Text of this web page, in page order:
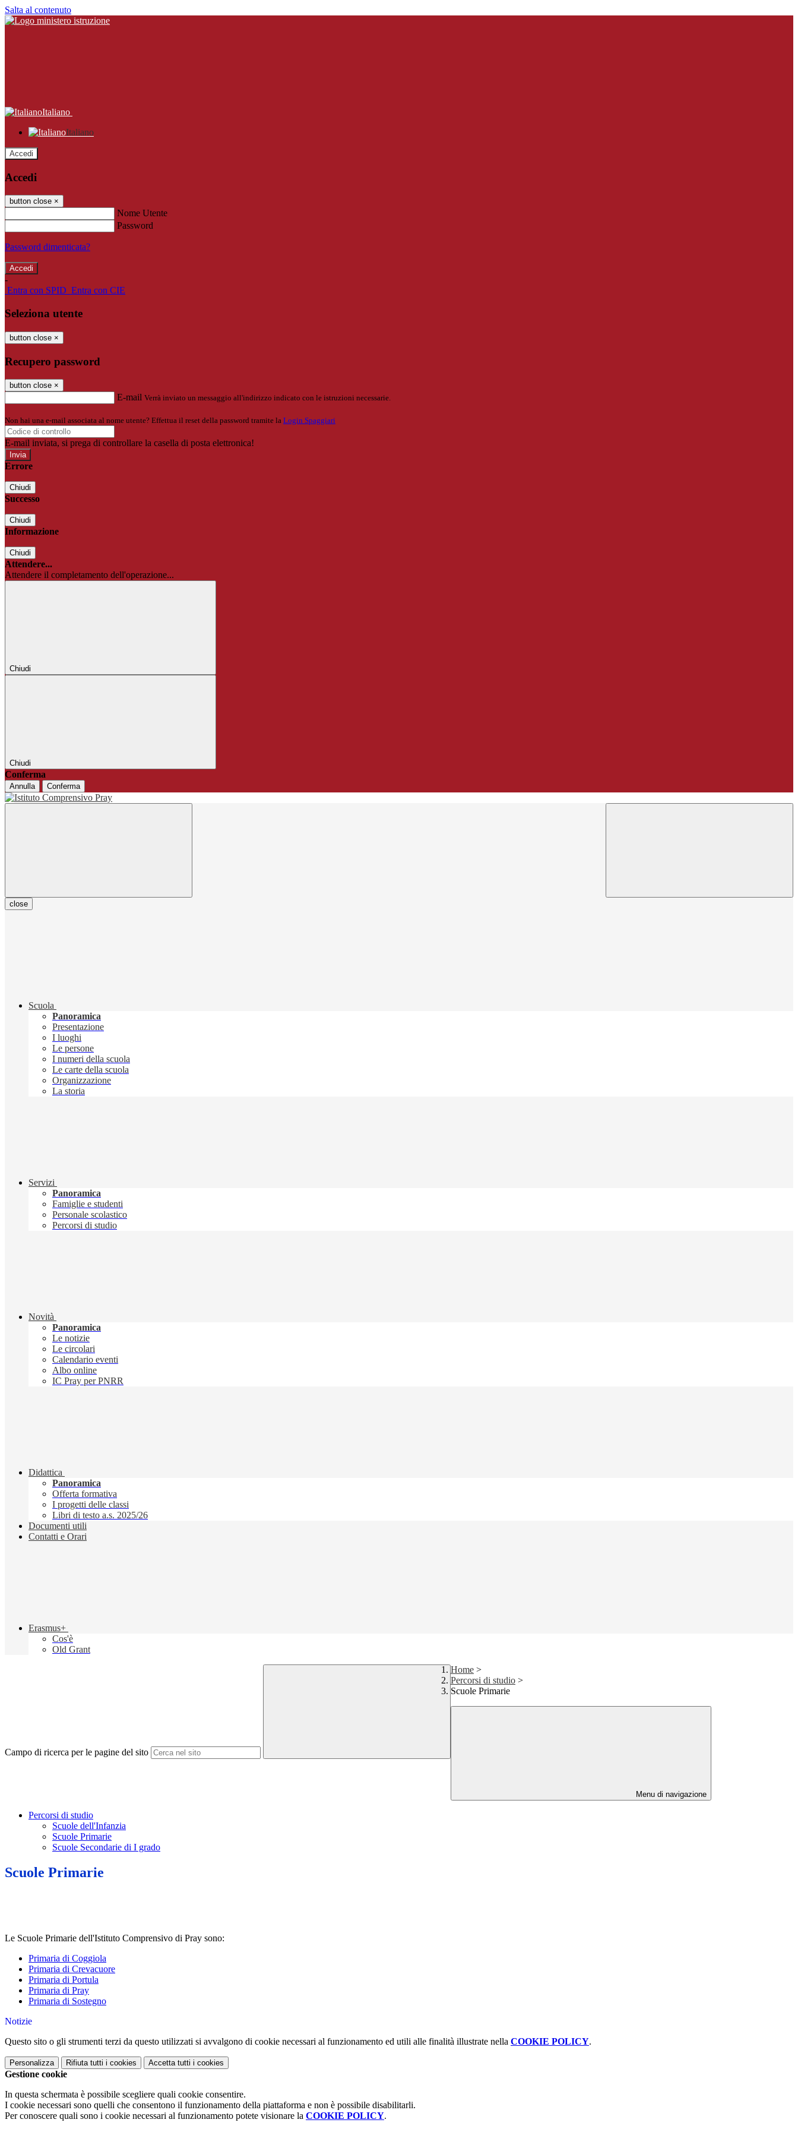
Salta al contenuto
Italiano
Italiano
Accedi
Accedi
button close ×
Nome Utente
Password
Password dimenticata?
-
Entra con SPID Entra con CIE
Seleziona utente
button close ×
Recupero password
button close ×
E-mail Verrà inviato un messaggio all'indirizzo indicato con le istruzioni necessarie.
Non hai una e-mail associata al nome utente? Effettua il reset della password tramite la Login Spaggiari
E-mail inviata, si prega di controllare la casella di posta elettronica!
Errore
Chiudi
Successo
Chiudi
Informazione
Chiudi
Attendere...
Attendere il completamento dell'operazione...
Chiudi
Chiudi
Conferma
Annulla Conferma
close
Scuola
Panoramica
Presentazione
I luoghi
Le persone
I numeri della scuola
Le carte della scuola
Organizzazione
La storia
Servizi
Panoramica
Famiglie e studenti
Personale scolastico
Percorsi di studio
Novità
Panoramica
Le notizie
Le circolari
Calendario eventi
Albo online
IC Pray per PNRR
Didattica
Panoramica
Offerta formativa
I progetti delle classi
Libri di testo a.s. 2025/26
Documenti utili
Contatti e Orari
Erasmus+
Cos'è
Old Grant
Campo di ricerca per le pagine del sito
Home >
Percorsi di studio >
Scuole Primarie
Menu di navigazione
Percorsi di studio
Scuole dell'Infanzia
Scuole Primarie
Scuole Secondarie di I grado
Scuole Primarie
Le Scuole Primarie dell'Istituto Comprensivo di Pray sono:
Primaria di Coggiola
Primaria di Crevacuore
Primaria di Portula
Primaria di Pray
Primaria di Sostegno
Notizie
Questo sito o gli strumenti terzi da questo utilizzati si avvalgono di cookie necessari al funzionamento ed utili alle finalità illustrate nella COOKIE POLICY.
Personalizza Rifiuta tutti i cookies Accetta tutti i cookies
Gestione cookie
In questa schermata è possibile scegliere quali cookie consentire.
I cookie necessari sono quelli che consentono il funzionamento della piattaforma e non è possibile disabilitarli.
Per conoscere quali sono i cookie necessari al funzionamento potete visionare la COOKIE POLICY.